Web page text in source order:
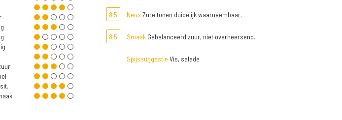
8,5 Neus Zure tonen duidelijk waarneembaar.
8,5 SmaakGebalanceerd zuur, niet overheersend.
Spijssuggestie Vis, salade